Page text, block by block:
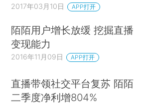
2017年03月10日 APP打开
陌陌用户增长放缓 挖掘直播
变现能力
2016年11月09日 APP打开
直播带领社交平台复苏 陌陌
二季度净利增804%